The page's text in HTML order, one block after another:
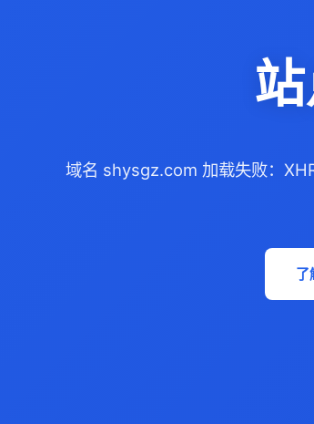
域名 shysgz.com 加载失败：
了